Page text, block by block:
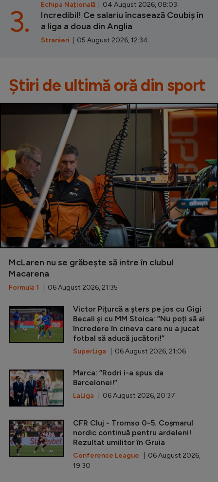
Echipa Națională | 04 August 2026, 08:03
Incredibil! Ce salariu încasează Coubiș în
a liga a doua din Anglia
Stranieri | 05 August 2026, 12:34
3.
Știri de ultimă oră din sport
McLaren nu se grăbește să intre în clubul
Macarena
Formula 1 | 06 August 2026, 21:35
Victor Pițurcă a șters pe jos cu Gigi
Becali și cu MM Stoica: ”Nu poți să ai
încredere în cineva care nu a jucat
fotbal să aducă jucători!”
SuperLiga | 06 August 2026, 21:06
Marca: ”Rodri i-a spus da
Barcelonei!”
LaLiga | 06 August 2026, 20:37
CFR Cluj - Tromso 0-5. Coșmarul
nordic continuă pentru ardeleni!
Rezultat umilitor în Gruia
Conference League | 06 August 2026,
19:30